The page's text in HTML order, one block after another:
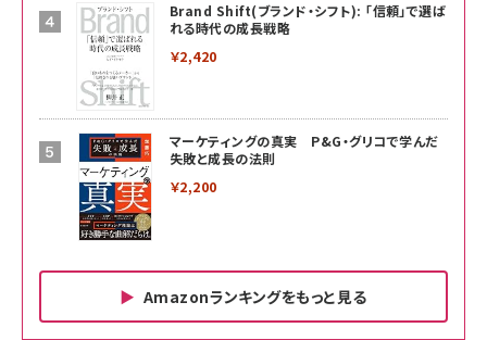
Brand Shift(ブランド・シフト): 「信頼」で選ば
れる時代の成長戦略
￥2,420
マーケティングの真実 P&G・グリコで学んだ
失敗と成長の法則
￥2,200
Amazonランキングをもっと見る